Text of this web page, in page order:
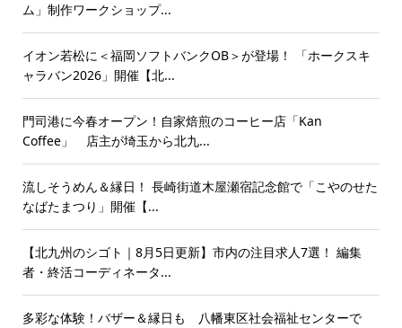
ム」制作ワークショップ...
イオン若松に＜福岡ソフトバンクOB＞が登場！ 「ホークスキ
ャラバン2026」開催【北...
門司港に今春オープン！自家焙煎のコーヒー店「Kan
Coffee」 店主が埼玉から北九...
流しそうめん＆縁日！ 長崎街道木屋瀬宿記念館で「こやのせた
なばたまつり」開催【...
【北九州のシゴト｜8月5日更新】市内の注目求人7選！ 編集
者・終活コーディネータ...
多彩な体験！バザー＆縁日も 八幡東区社会福祉センターで